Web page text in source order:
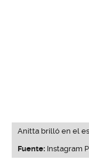
Anitta brilló en el
Fuente: Instagram